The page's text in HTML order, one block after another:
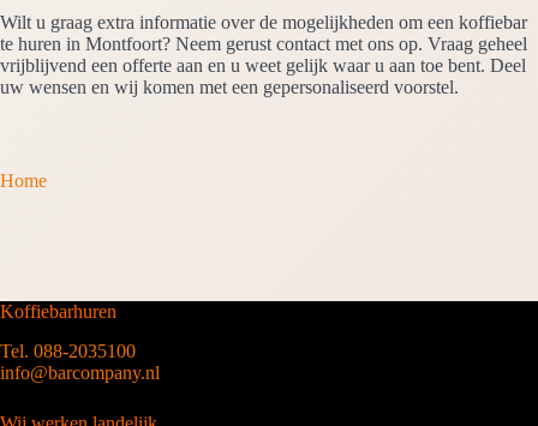
Wilt u graag extra informatie over de mogelijkheden om een koffiebar
te huren in Montfoort? Neem gerust contact met ons op. Vraag geheel
vrijblijvend een offerte aan en u weet gelijk waar u aan toe bent. Deel
uw wensen en wij komen met een gepersonaliseerd voorstel.
Home
Koffiebarhuren
Tel. 088-2035100
info@barcompany.nl